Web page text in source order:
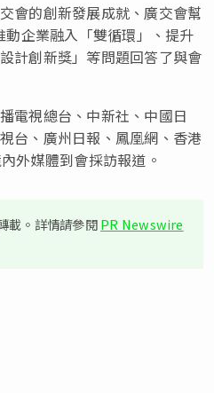
會的創新發展成就、廣交會幫
動企業融入「雙循環」、提升
計創新獎」等問題回答了與會
電視總台、中新社、中國日
台、廣州日報、鳳凰網、香港
外媒體到會採訪報道。
載。詳情請參閱PR Newswire